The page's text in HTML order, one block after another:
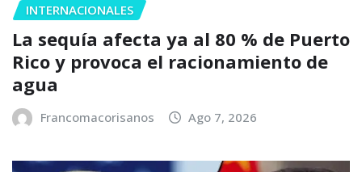
INTERNACIONALES
La sequía afecta ya al 80 % de Puerto
Rico y provoca el racionamiento de
agua
Francomacorisanos Ago 7, 2026